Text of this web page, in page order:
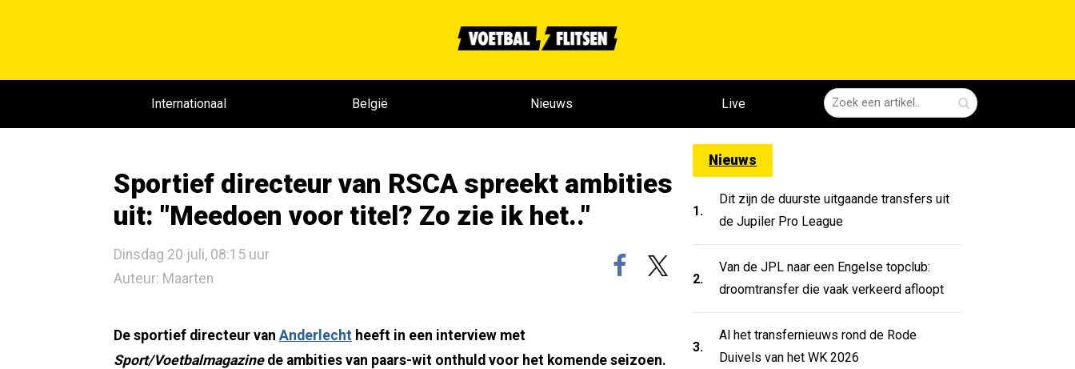
Internationaal België Nieuws Live
Sportief directeur van RSCA spreekt ambities
uit: "Meedoen voor titel? Zo zie ik het.."
Dinsdag 20 juli, 08:15 uur
Auteur: Maarten
De sportief directeur van Anderlecht heeft in een interview met
Sport/Voetbalmagazinede ambities van paars-wit onthuld voor het komende seizoen.
Nieuws
1.
Dit zijn de duurste uitgaande transfers uit
de Jupiler Pro League
2.
Van de JPL naar een Engelse topclub:
droomtransfer die vaak verkeerd afloopt
3.
Al het transfernieuws rond de Rode
Duivels van het WK 2026